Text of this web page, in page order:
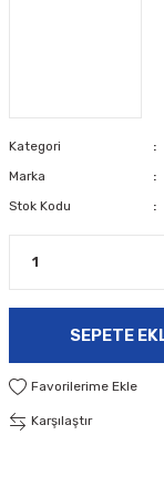
Kategori
Marka
Stok Kodu
SEPETE
Karşılaştır